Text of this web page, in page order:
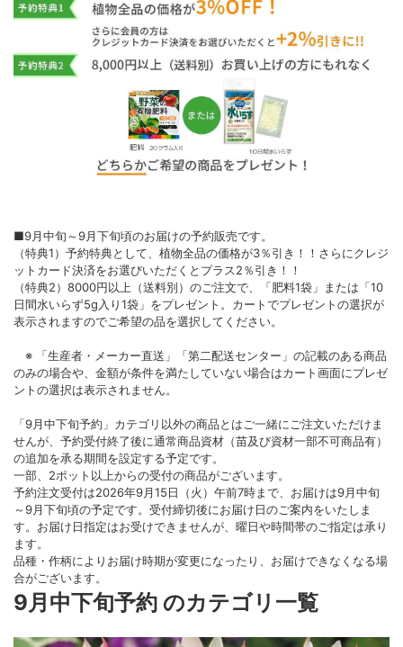
■9月中旬～9月下旬頃のお届けの予約販売です。
（特典1）予約特典として、植物全品の価格が3％引き！！さらにクレジ
ットカード決済をお選びいただくとプラス2％引き！！
（特典2）8000円以上（送料別）のご注文で、「肥料1袋」または「10
日間水いらず5g入り1袋」をプレゼント。カートでプレゼントの選択が
表示されますのでご希望の品を選択してください。
※ 「生産者・メーカー直送」「第二配送センター」の記載のある商品
のみの場合や、金額が条件を満たしていない場合はカート画面にプレゼ
ントの選択は表示されません。
「9月中下旬予約」カテゴリ以外の商品とはご一緒にご注文いただけま
せんが、予約受付終了後に通常商品資材（苗及び資材一部不可商品有）
の追加を承る期間を設定する予定です。
一部、2ポット以上からの受付の商品がございます。
予約注文受付は2026年9月15日（火）午前7時まで、お届けは9月中旬
～9月下旬頃の予定です。受付締切後にお届け日のご案内をいたしま
す。お届け日指定はお受けできませんが、曜日や時間帯のご指定は承り
ます。
品種・作柄によりお届け時期が変更になったり、お届けできなくなる場
合がございます。
9月中下旬予約 のカテゴリ一覧